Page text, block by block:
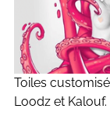
Toiles
Loodz et Kalouf.